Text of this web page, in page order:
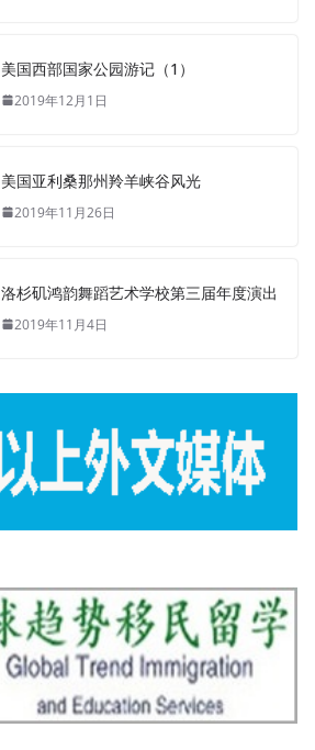
美国西部国家公园游记（1）
2019年12月1日
美国亚利桑那州羚羊峡谷风光
2019年11月26日
洛杉矶鸿韵舞蹈艺术学校第三届年度演出
2019年11月4日